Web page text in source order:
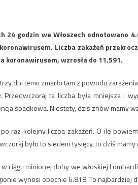
24 godzin we Włoszech odnotowano
Liczba zakażeń
koronawirusem, wzrosła do 11.591.
dni temu zmarło tam z powodu
Przedwczoraj ta liczba była mniejsza i
spadkowa. Niestety, dziś znów mamy
po raz kolejny liczba zakażeń. O ile
było to siedem tysięcy, to dziś
ciągu minionej doby we włoskiej
wynosi obecnie 6.818. To najbardziej